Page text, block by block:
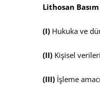
Lithosan
(I) Hukuka ve
(II) Kişisel
(III) İşleme